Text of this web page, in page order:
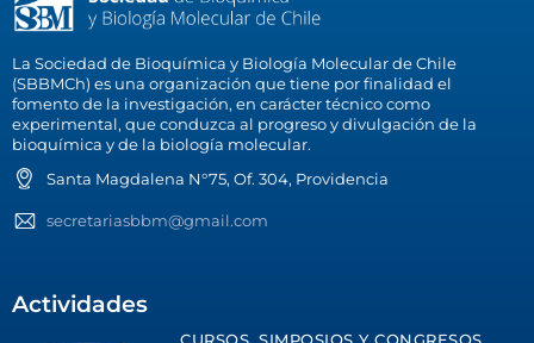
La Sociedad de Bioquímica y Biología Molecular de Chile
(SBBMCh) es una organización que tiene por finalidad el
fomento de la investigación, en carácter técnico como
experimental, que conduzca al progreso y divulgación de la
bioquímica y de la biología molecular.
Santa Magdalena N°75, Of. 304, Providencia
secretariasbbm@gmail.com
Actividades
CURSOS, SIMPOSIOS Y CONGRESOS